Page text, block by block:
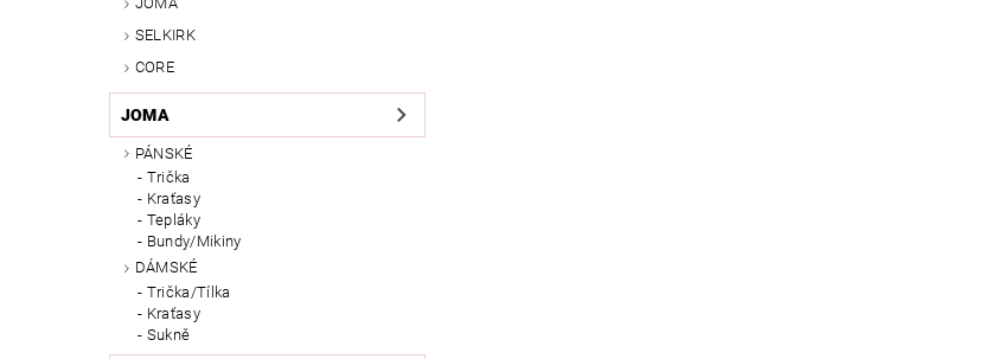
SELKIRK
CORE
JOMA
PÁNSKÉ
Trička
Kraťasy
Tepláky
Bundy/Mikiny
DÁMSKÉ
Trička/Tílka
Kraťasy
Sukně